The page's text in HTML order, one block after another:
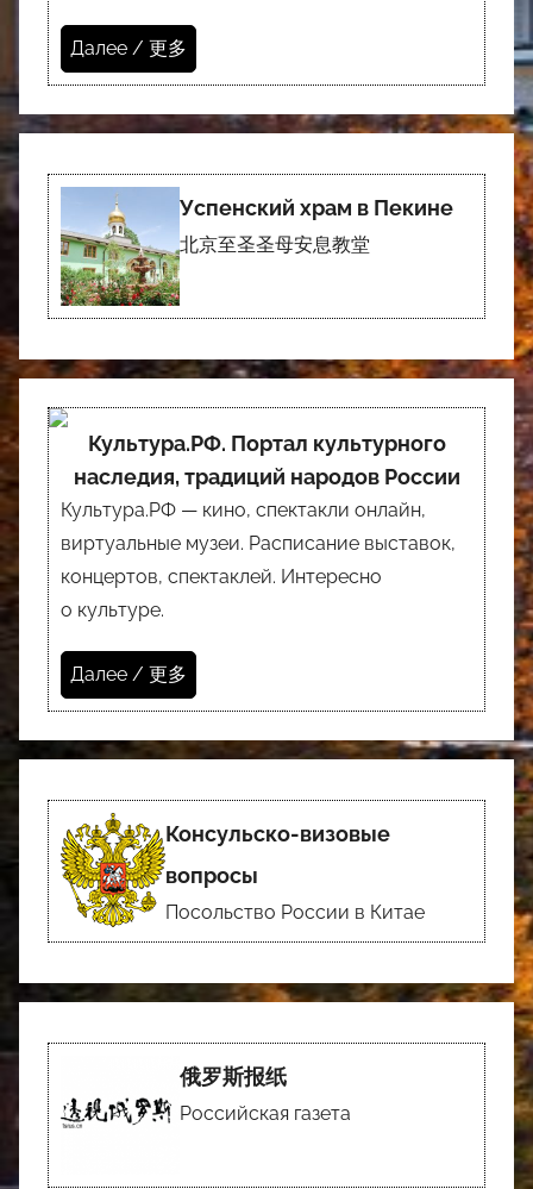
Далее / 更多
Успенский храм в Пекине
北京至圣圣母安息教堂
Культура.РФ. Портал культурного
наследия, традиций народов России
Культура.РФ — кино, спектакли онлайн,
виртуальные музеи. Расписание выставок,
концертов, спектаклей. Интересно
о культуре.
Далее / 更多
Консульско-визовые
вопросы
Посольство России в Китае
俄罗斯报纸
Российская газета